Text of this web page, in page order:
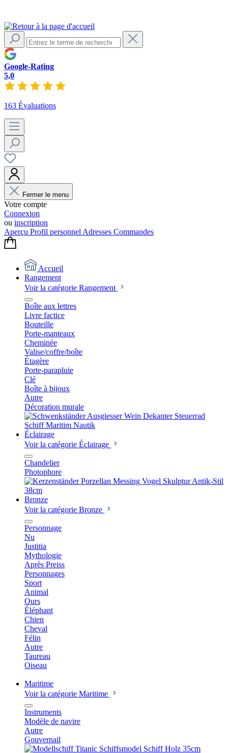
Google-Rating
5,0
163 Évaluations
Fermer le menu
Votre compte
Connexion
ou inscription
Aperçu Profil personnel Adresses Commandes
Accueil
Rangement
Voir la catégorie Rangement
Boîte aux lettres
Livre factice
Bouteille
Porte-manteaux
Cheminée
Valise/coffre/boîte
Étagère
Porte-parapluie
Clé
Boîte à bijoux
Autre
Décoration murale
Éclairage
Voir la catégorie Éclairage
Chandelier
Photophore
Bronze
Voir la catégorie Bronze
Personnage
Nu
Justitia
Mythologie
Après Preiss
Personnages
Sport
Animal
Ours
Éléphant
Chien
Cheval
Félin
Autre
Taureau
Oiseau
Maritime
Voir la catégorie Maritime
Instruments
Modèle de navire
Autre
Gouvernail